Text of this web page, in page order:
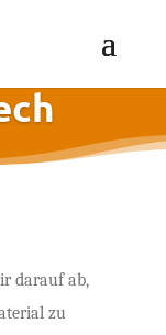
darauf ab,
zu